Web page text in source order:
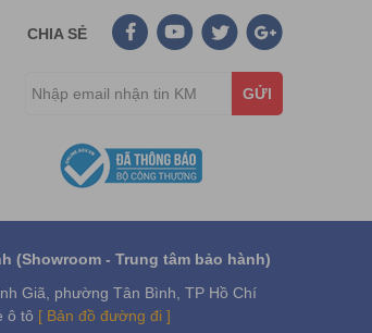
CHIA SẺ
GỬI
(Showroom - Trung tâm bảo hành)
Giã, phường Tân Bình, TP Hồ Chí
ô tô [ Bản đồ đường đi ]